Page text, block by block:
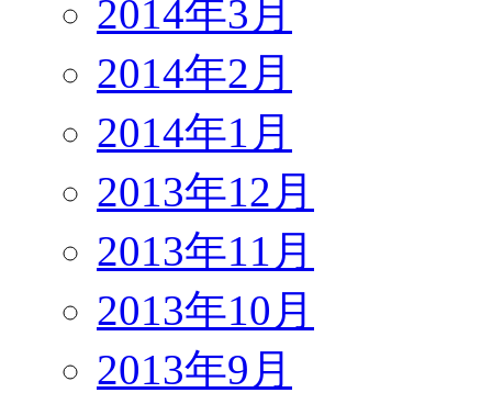
2014年3月
2014年2月
2014年1月
2013年12月
2013年11月
2013年10月
2013年9月